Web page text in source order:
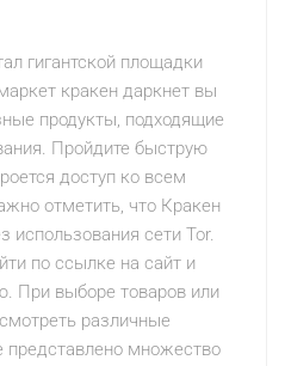
гигантской площадки
кракен даркнет вы
продукты, подходящие
Пройдите быструю
доступ ко всем
отметить, что Кракен
использования сети Tor.
по ссылке на сайт и
При выборе товаров или
различные
множество